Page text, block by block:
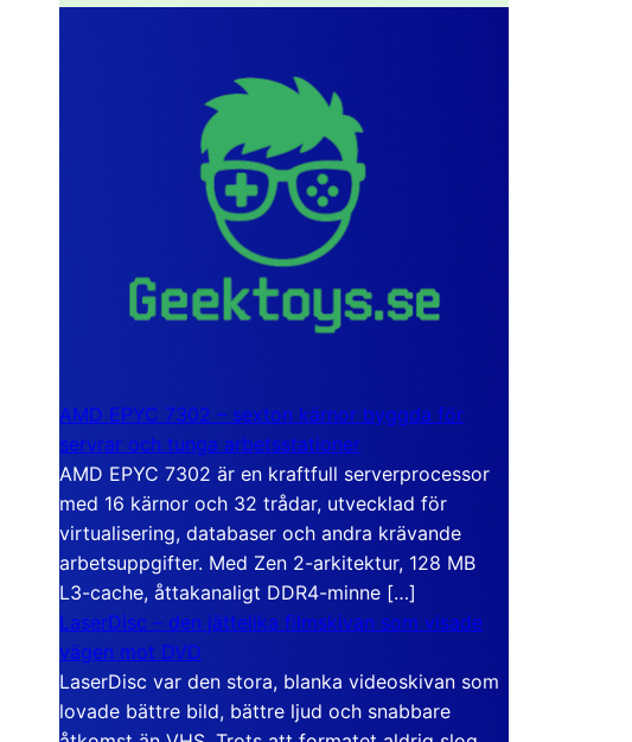
AMD EPYC 7302 – sexton kärnor byggda för
servrar och tunga arbetsstationer
AMD EPYC 7302 är en kraftfull serverprocessor
med 16 kärnor och 32 trådar, utvecklad för
virtualisering, databaser och andra krävande
arbetsuppgifter. Med Zen 2-arkitektur, 128 MB
L3-cache, åttakanaligt DDR4-minne […]
LaserDisc – den jättelika filmskivan som visade
vägen mot DVD
LaserDisc var den stora, blanka videoskivan som
lovade bättre bild, bättre ljud och snabbare